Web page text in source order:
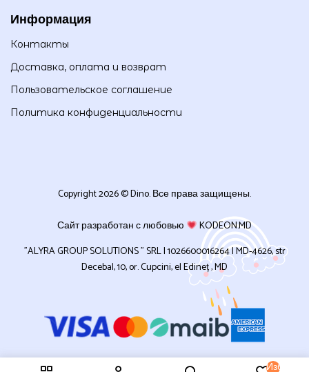
Информация
Контакты
Доставка, оплата и возврат
Пользовательское соглашение
Политика конфиденциальности
Copyright 2026 © Dino. Все права защищены.
Сайт разработан с любовью
KODEON.MD
”ALYRA GROUP SOLUTIONS ” SRL | 1026600016264 | MD-4626, str
Decebal, 10, or. Cupcini, el Edineț , MD